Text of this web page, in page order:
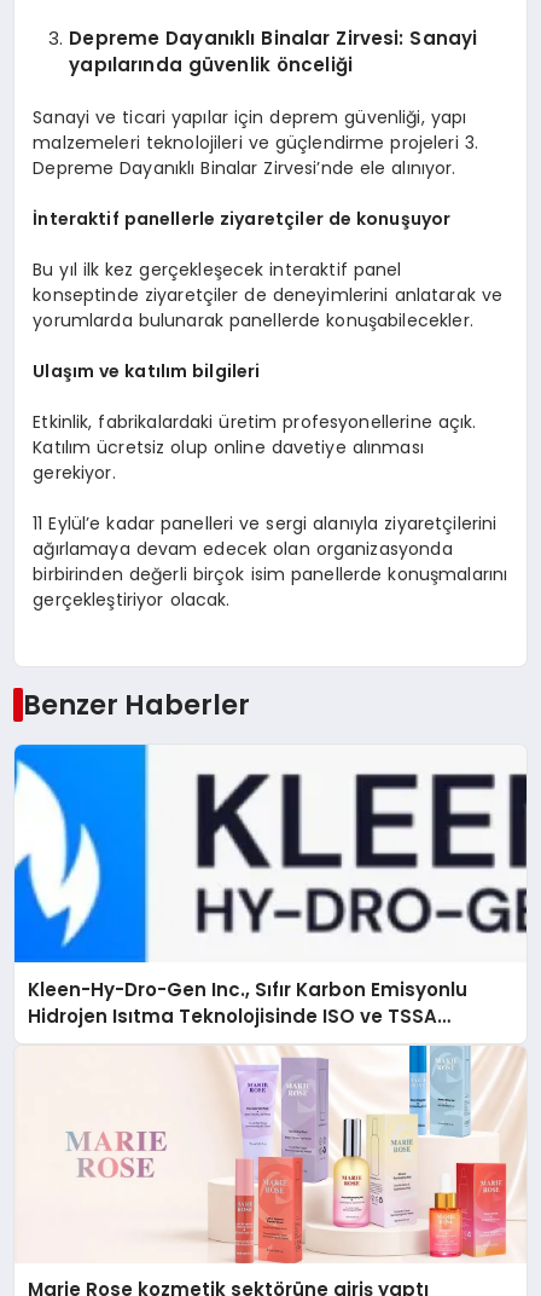
Depreme Dayanıklı Binalar Zirvesi: Sanayi
yapılarında güvenlik önceliği
Sanayi ve ticari yapılar için deprem güvenliği, yapı
malzemeleri teknolojileri ve güçlendirme projeleri 3.
Depreme Dayanıklı Binalar Zirvesi’nde ele alınıyor.
İnteraktif panellerle ziyaretçiler de konuşuyor
Bu yıl ilk kez gerçekleşecek interaktif panel
konseptinde ziyaretçiler de deneyimlerini anlatarak ve
yorumlarda bulunarak panellerde konuşabilecekler.
Ulaşım ve katılım bilgileri
Etkinlik, fabrikalardaki üretim profesyonellerine açık.
Katılım ücretsiz olup online davetiye alınması
gerekiyor.
11 Eylül’e kadar panelleri ve sergi alanıyla ziyaretçilerini
ağırlamaya devam edecek olan organizasyonda
birbirinden değerli birçok isim panellerde konuşmalarını
gerçekleştiriyor olacak.
Benzer Haberler
Kleen-Hy-Dro-Gen Inc., Sıfır Karbon Emisyonlu
Hidrojen Isıtma Teknolojisinde ISO ve TSSA
Düzenleyici Onaylarını Aldı
Marie Rose kozmetik sektörüne giriş yaptı